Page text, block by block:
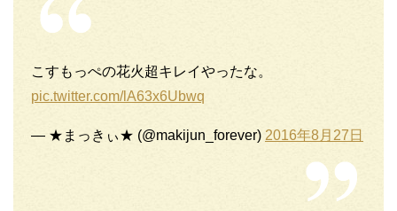
こすもっぺの花火超キレイやったな。
pic.twitter.com/lA63x6Ubwq
— ★まっきぃ★ (@makijun_forever) 2016年8月27日